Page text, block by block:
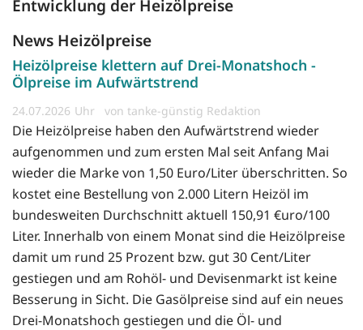
Entwicklung der Heizölpreise
News Heizölpreise
Heizölpreise klettern auf Drei-Monatshoch -
Ölpreise im Aufwärtstrend
24.07.2026 von tanke-günstig Redaktion
Die Heizölpreise haben den Aufwärtstrend wieder
aufgenommen und zum ersten Mal seit Anfang Mai
wieder die Marke von 1,50 Euro/Liter überschritten. So
kostet eine Bestellung von 2.000 Litern Heizöl im
bundesweiten Durchschnitt aktuell 150,91 €uro/100
Liter. Innerhalb von einem Monat sind die Heizölpreise
damit um rund 25 Prozent bzw. gut 30 Cent/Liter
gestiegen und am Rohöl- und Devisenmarkt ist keine
Besserung in Sicht. Die Gasölpreise sind auf ein neues
Drei-Monatshoch gestiegen und die Öl- und